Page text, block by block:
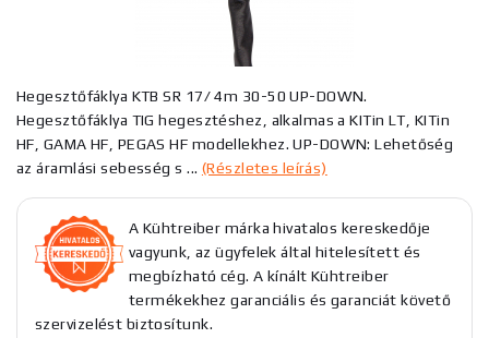
Hegesztőfáklya KTB SR 17/ 4m 30-50 UP-DOWN.
Hegesztőfáklya TIG hegesztéshez, alkalmas a KITin LT, KITin
HF, GAMA HF, PEGAS HF modellekhez. UP-DOWN: Lehetőség
az áramlási sebesség s ... (Részletes leírás)
A Kühtreiber márka hivatalos kereskedője
vagyunk, az ügyfelek által hitelesített és
megbízható cég. A kínált Kühtreiber
termékekhez garanciális és garanciát követő
szervizelést biztosítunk.